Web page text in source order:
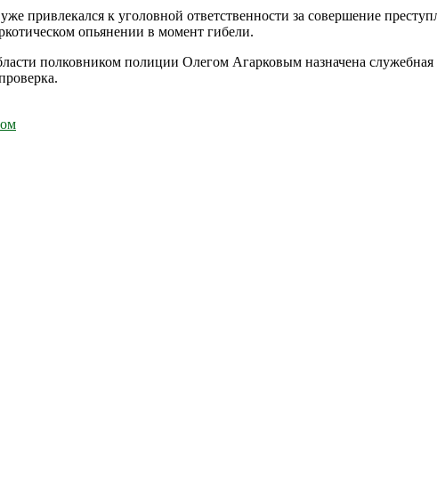
привлекался к уголовной ответственности за совершение
опьянении в момент гибели.
полковником полиции Олегом Агарковым назначена